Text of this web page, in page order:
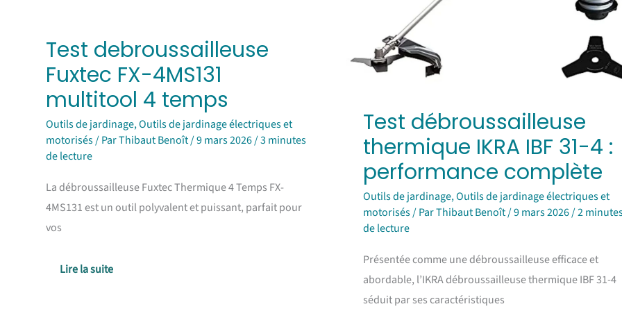
Test debroussailleuse
Fuxtec FX-4MS131
multitool 4 temps
Outils de jardinage,Outils de jardinage électriques et
motorisés/ ParThibaut Benoît/9 mars 2026/3 minutes
de lecture
La débroussailleuse Fuxtec Thermique 4 Temps FX-
4MS131 est un outil polyvalent et puissant, parfait pour
vos
Lire la suite
Test débroussailleuse
thermique IKRA IBF 31-4 :
performance complète
Outils de jardinage,Outils de jardinage électriques et
motorisés/ ParThibaut Benoît/9 mars 2026/2
de lecture
Présentée comme une débroussailleuse efficace et
abordable, l’IKRA débroussailleuse thermique IBF 31-4
séduit par ses caractéristiques